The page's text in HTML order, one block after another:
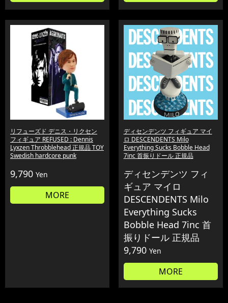
リフューズド デニス・リクセン
フィギュア REFUSED : Dennis
Lyxzen Throbblehead 正規品 TOY
Swedish hardcore punk
9,790 Yen
MORE
ディセンデンツ フィギュア マイ
ロ DESCENDENTS Milo
Everything Sucks Bobble Head
7inc 首振りドール 正規品
ディセンデンツ フィ
ギュア マイロ
DESCENDENTS Milo
Everything Sucks
Bobble Head 7inc 首
振りドール 正規品
9,790 Yen
MORE